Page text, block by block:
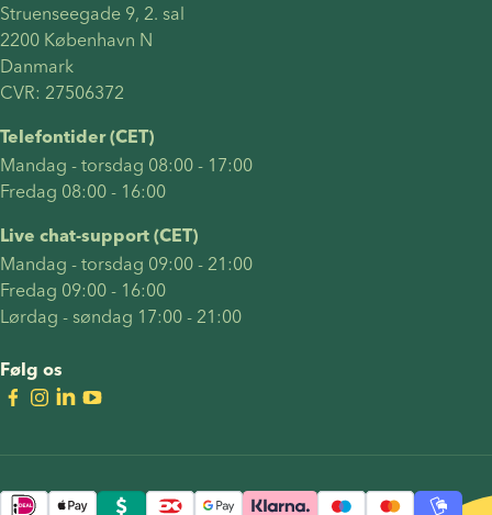
Struenseegade 9, 2. sal
2200 København N
Danmark
CVR: 27506372
Telefontider (CET)
Mandag - torsdag 08:00 - 17:00
Fredag 08:00 - 16:00
Live chat-support (CET)
Mandag - torsdag 09:00 - 21:00
Fredag 09:00 - 16:00
Lørdag - søndag 17:00 - 21:00
Følg os